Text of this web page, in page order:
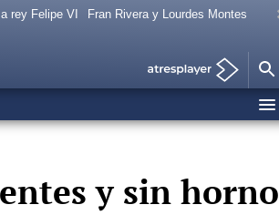
rey Felipe VI Fran Rivera y Lourdes Montes
y sin horno